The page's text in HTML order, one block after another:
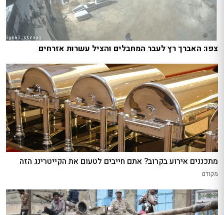
צפו: האברך רץ לעבר המחבלים והציל עשרות אזרחים
מתכננים אירוע בקרוב? אתם חייבים לטעום את הקייטרינג הזה
מקודם